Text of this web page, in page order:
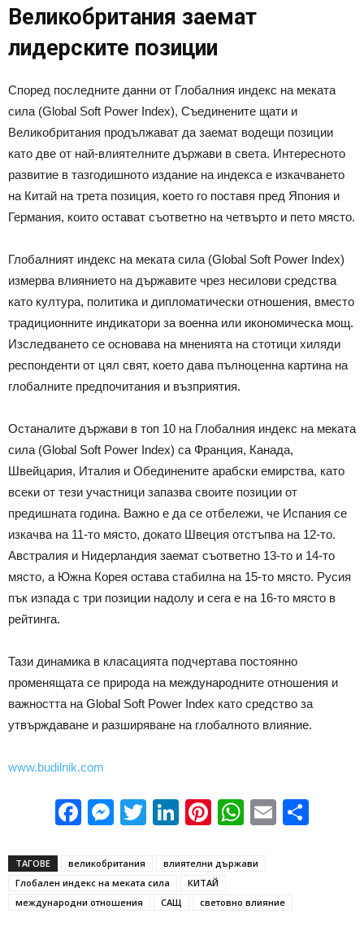
Великобритания заемат
лидерските позиции
Според последните данни от Глобалния индекс на меката
сила (Global Soft Power Index), Съединените щати и
Великобритания продължават да заемат водещи позиции
като две от най-влиятелните държави в света. Интересното
развитие в тазгодишното издание на индекса е изкачването
на Китай на трета позиция, което го поставя пред Япония и
Германия, които остават съответно на четвърто и пето място.
Глобалният индекс на меката сила (Global Soft Power Index)
измерва влиянието на държавите чрез несилови средства
като култура, политика и дипломатически отношения, вместо
традиционните индикатори за военна или икономическа мощ.
Изследването се основава на мненията на стотици хиляди
респонденти от цял свят, което дава пълноценна картина на
глобалните предпочитания и възприятия.
Останалите държави в топ 10 на Глобалния индекс на меката
сила (Global Soft Power Index) са Франция, Канада,
Швейцария, Италия и Обединените арабски емирства, като
всеки от тези участници запазва своите позиции от
предишната година. Важно е да се отбележи, че Испания се
изкачва на 11-то място, докато Швеция отстъпва на 12-то.
Австралия и Нидерландия заемат съответно 13-то и 14-то
място, а Южна Корея остава стабилна на 15-то място. Русия
пък изпада с три позиции надолу и сега е на 16-то място в
рейтинга.
Тази динамика в класацията подчертава постоянно
променящата се природа на международните отношения и
важността на Global Soft Power Index като средство за
утвърждаване и разширяване на глобалното влияние.
www.budilnik.com
Facebook
Messenger
Twitter
LinkedIn
Pinterest
WhatsApp
Email
ТАГОВЕ великобритания
влиятелни държави
Глобален индекс на меката сила
КИТАЙ
международни отношения
САЩ световно влияние